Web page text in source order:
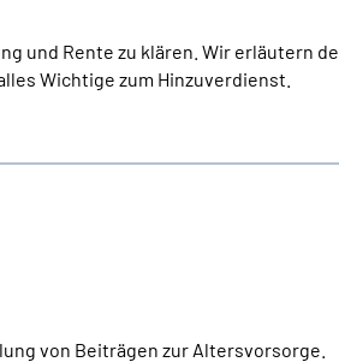
und Rente zu klären. Wir erläutern
Wichtige zum Hinzuverdienst.
von Beiträgen zur Altersvorsorge.